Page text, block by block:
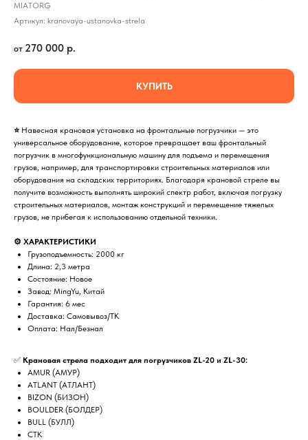
MIATORG
Артикул: kranovaya-ustanovka-strela
270 000 р.
КУПИТЬ
⭐ Навесная крановая установка на фронтальные погрузчики — это
универсальное оборудование, которое превращает ваш фронтальный
погрузчик в многофункциональную машину для подъема и перемещения
грузов, например, для транспортировки строительных материалов или
оборудования на складских территориях. Благодаря крановой стреле вы
получите возможность выполнять широкий спектр работ, включая погрузку
строительных материалов, монтаж конструкций и перемещение тяжелых
грузов, не прибегая к использованию отдельной техники.
⚙️ ХАРАКТЕРИСТИКИ
Грузоподъемность: 2000 кг
Длина: 2,3 метра
Состояние: Новое
Завод: MingYu, Китай
Гарантия: 6 мес
Доставка: Самовывоз/ТК
Оплата: Нал/Безнал
✅ Крановая стрела подходит для погрузчиков ZL-20 и ZL-30:
AMUR (АМУР)
ATLANT (АТЛАНТ)
BIZON (БИЗОН)
BOULDER (БОЛДЕР)
BULL (БУЛЛ)
CTK